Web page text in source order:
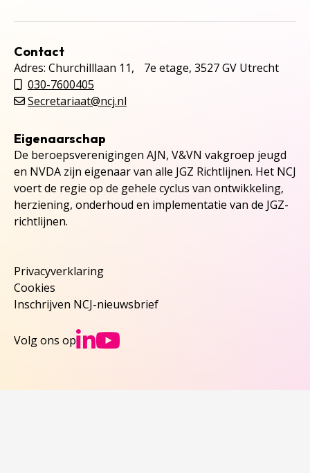
Contact
Adres: Churchilllaan 11, 7e etage, 3527 GV Utrecht
030-7600405
Secretariaat@ncj.nl
Eigenaarschap
De beroepsverenigingen AJN, V&VN vakgroep jeugd
en NVDA zijn eigenaar van alle JGZ Richtlijnen. Het NCJ
voert de regie op de gehele cyclus van ontwikkeling,
herziening, onderhoud en implementatie van de JGZ-
richtlijnen.
Privacyverklaring
Cookies
Inschrijven NCJ-nieuwsbrief
Volg ons op Ga naar NCJs